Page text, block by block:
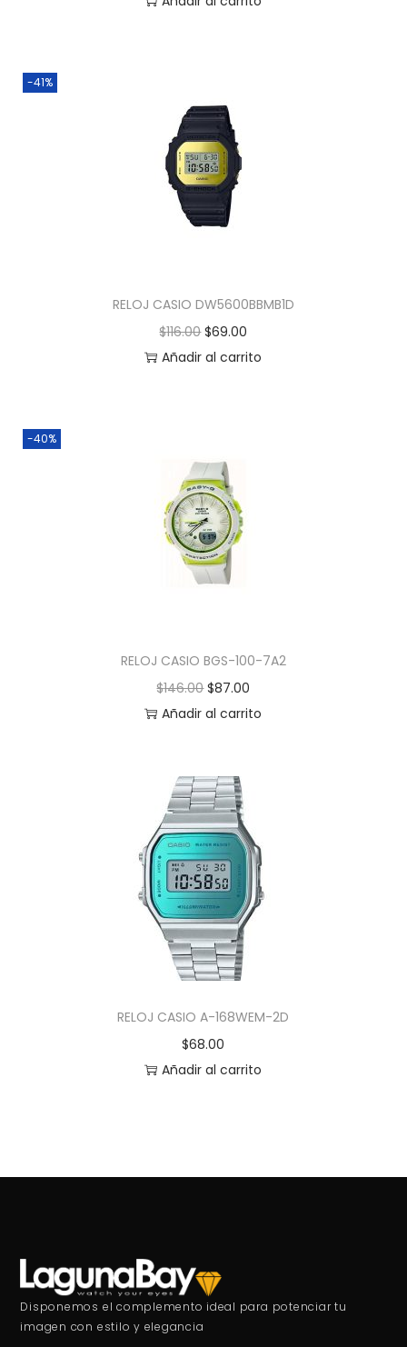
-41%
RELOJ CASIO DW5600BBMB1D
$116.00 $69.00
Añadir al carrito
-40%
RELOJ CASIO BGS-100-7A2
$146.00 $87.00
Añadir al carrito
RELOJ CASIO A-168WEM-2D
$68.00
Añadir al carrito
Disponemos el complemento ideal para potenciar tu
imagen con estilo y elegancia